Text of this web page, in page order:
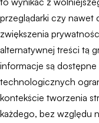
przeglądarki czy nawet
zwiększenia
alternatywnej treści tą
informacje są
technologicznych
kontekście tworzenia
każdego, bez względu